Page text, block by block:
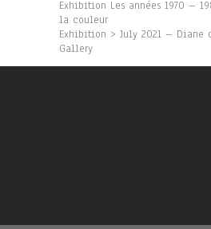
Exhibition Les années 1970 –
la couleur
Exhibition > July 2021 – Diane
Gallery